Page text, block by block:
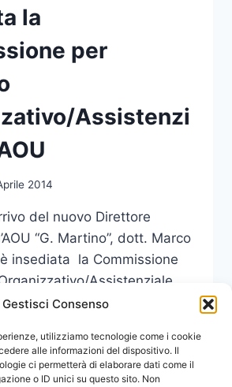
Gestisci Consenso
utilizziamo tecnologie come i cookie
alle informazioni del dispositivo. Il
ci permetterà di elaborare dati come il
o ID unici su questo sito. Non
la
per
Assistenzi
2014
del nuovo Direttore
“G. Martino”, dott. Marco
insediata la Commissione
Assistenziale